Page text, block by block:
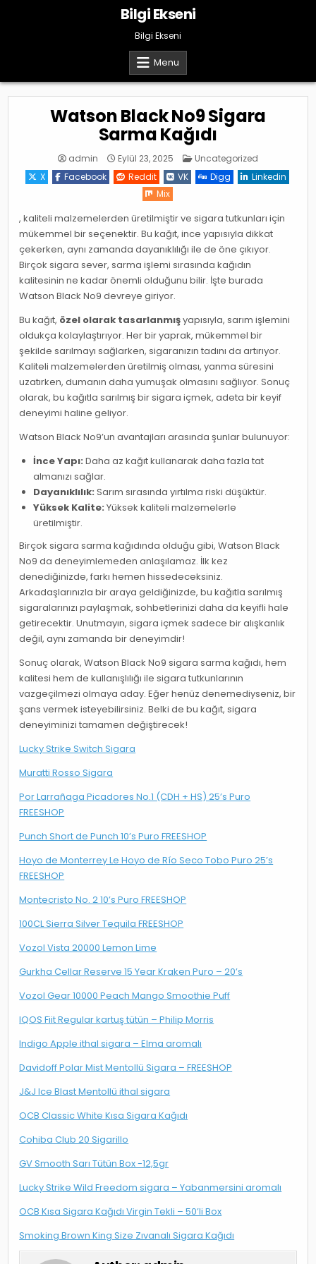
Bilgi Ekseni
Bilgi Ekseni
Menu
Watson Black No9 Sigara
Sarma Kağıdı
admin Eylül 23, 2025 Posted
Uncategorized
X
Facebook Reddit VK Digg
Linkedin
Mix
, kaliteli malzemelerden üretilmiştir ve sigara tutkunları için
mükemmel bir seçenektir. Bu kağıt, ince yapısıyla dikkat
çekerken, aynı zamanda dayanıklılığı ile de öne çıkıyor.
Birçok sigara sever, sarma işlemi sırasında kağıdın
kalitesinin ne kadar önemli olduğunu bilir. İşte burada
Watson Black No9 devreye giriyor.
Bu kağıt, özel olarak tasarlanmışyapısıyla, sarım işlemini
oldukça kolaylaştırıyor. Her bir yaprak, mükemmel bir
şekilde sarılmayı sağlarken, sigaranızın tadını da artırıyor.
Kaliteli malzemelerden üretilmiş olması, yanma süresini
uzatırken, dumanın daha yumuşak olmasını sağlıyor. Sonuç
olarak, bu kağıtla sarılmış bir sigara içmek, adeta bir keyif
deneyimi haline geliyor.
Watson Black No9’un avantajları arasında şunlar bulunuyor:
İnce Yapı: Daha az kağıt kullanarak daha fazla tat
almanızı sağlar.
Dayanıklılık: Sarım sırasında yırtılma riski düşüktür.
Yüksek Kalite: Yüksek kaliteli malzemelerle
üretilmiştir.
Birçok sigara sarma kağıdında olduğu gibi, Watson Black
No9 da deneyimlemeden anlaşılamaz. İlk kez
denediğinizde, farkı hemen hissedeceksiniz.
Arkadaşlarınızla bir araya geldiğinizde, bu kağıtla sarılmış
sigaralarınızı paylaşmak, sohbetlerinizi daha da keyifli hale
getirecektir. Unutmayın, sigara içmek sadece bir alışkanlık
değil, aynı zamanda bir deneyimdir!
Sonuç olarak, Watson Black No9 sigara sarma kağıdı, hem
kalitesi hem de kullanışlılığı ile sigara tutkunlarının
vazgeçilmezi olmaya aday. Eğer henüz denemediyseniz, bir
şans vermek isteyebilirsiniz. Belki de bu kağıt, sigara
deneyiminizi tamamen değiştirecek!
Lucky Strike Switch Sigara
Muratti Rosso Sigara
Por Larrañaga Picadores No.1 (CDH + HS) 25’s Puro
FREESHOP
Punch Short de Punch 10’s Puro FREESHOP
Hoyo de Monterrey Le Hoyo de Río Seco Tobo Puro 25’s
FREESHOP
Montecristo No. 2 10’s Puro FREESHOP
100CL Sierra Silver Tequila FREESHOP
Vozol Vista 20000 Lemon Lime
Gurkha Cellar Reserve 15 Year Kraken Puro – 20’s
Vozol Gear 10000 Peach Mango Smoothie Puff
IQOS Fiit Regular kartuş tütün – Philip Morris
Indigo Apple ithal sigara – Elma aromalı
Davidoff Polar Mist Mentollü Sigara – FREESHOP
J&J Ice Blast Mentollü ithal sigara
OCB Classic White Kısa Sigara Kağıdı
Cohiba Club 20 Sigarillo
GV Smooth Sarı Tütün Box -12,5gr
Lucky Strike Wild Freedom sigara – Yabanmersini aromalı
OCB Kısa Sigara Kağıdı Virgin Tekli – 50’li Box
Smoking Brown King Size Zıvanalı Sigara Kağıdı